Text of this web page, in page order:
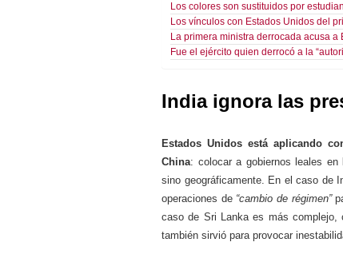
Los colores son sustituidos por
Los vínculos con Estados Unidos del
La primera ministra derrocada acusa a
Fue el ejército quien derrocó a la
India ignora las
Estados Unidos está aplicando
China: colocar a gobiernos leales
sino geográficamente. En el caso de
operaciones de “cambio de régimen”
caso de Sri Lanka es más complejo,
también sirvió para provocar